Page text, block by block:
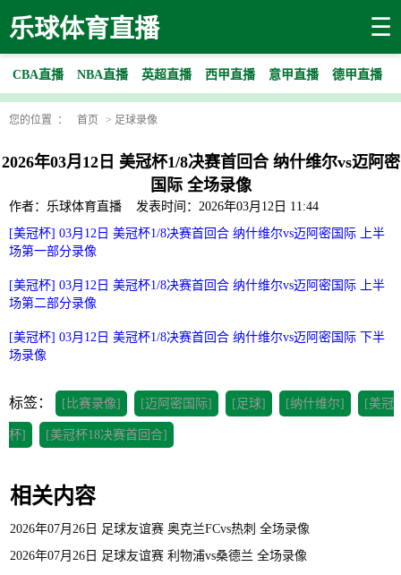
乐球体育直播 ☰
CBA直播 NBA直播 英超直播 西甲直播 意甲直播 德甲直播
您的位置 ： 首页 > 足球录像
2026年03月12日 美冠杯1/8决赛首回合 纳什维尔vs迈阿密
国际 全场录像
作者：乐球体育直播
发表时间：2026年03月12日 11:44
[美冠杯] 03月12日 美冠杯1/8决赛首回合 纳什维尔vs迈阿密国际 上半
场第一部分录像
[美冠杯] 03月12日 美冠杯1/8决赛首回合 纳什维尔vs迈阿密国际 上半
场第二部分录像
[美冠杯] 03月12日 美冠杯1/8决赛首回合 纳什维尔vs迈阿密国际 下半
场录像
标签： [比赛录像] [迈阿密国际] [足球] [纳什维尔] [美冠
杯] [美冠杯18决赛首回合]
相关内容
2026年07月26日 足球友谊赛 奥克兰FCvs热刺 全场录像
2026年07月26日 足球友谊赛 利物浦vs桑德兰 全场录像